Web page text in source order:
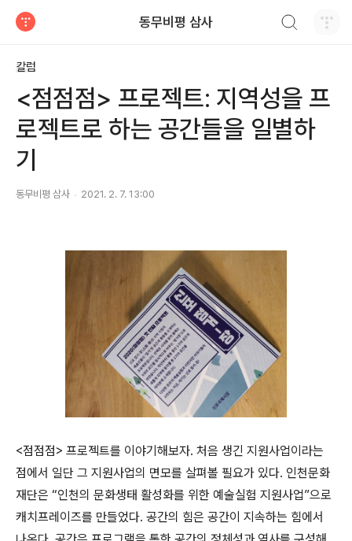
동무비평 삼사
칼럼
<점점점> 프로젝트: 지역성을 프
로젝트로 하는 공간들을 일별하
기
동무비평 삼사 2021. 2. 7. 13:00
<점점점> 프로젝트를 이야기해보자. 처음 생긴 지원사업이라는
점에서 일단 그 지원사업의 면모를 살펴볼 필요가 있다. 인천문화
재단은 “인천의 문화생태 활성화를 위한 예술실험 지원사업”으로
캐치프레이즈를 만들었다. 공간의 힘은 공간이 지속하는 힘에서